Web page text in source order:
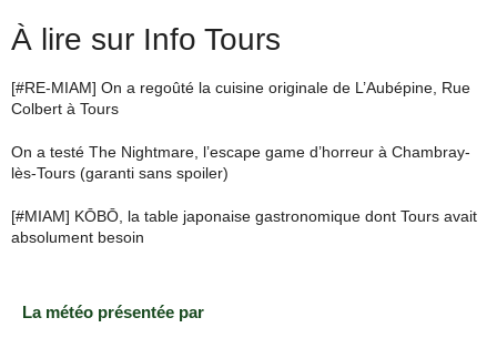
À lire sur Info Tours
[#RE-MIAM] On a regoûté la cuisine originale de L’Aubépine, Rue
Colbert à Tours
On a testé The Nightmare, l’escape game d’horreur à Chambray-
lès-Tours (garanti sans spoiler)
[#MIAM] KŌBŌ, la table japonaise gastronomique dont Tours avait
absolument besoin
La météo présentée par